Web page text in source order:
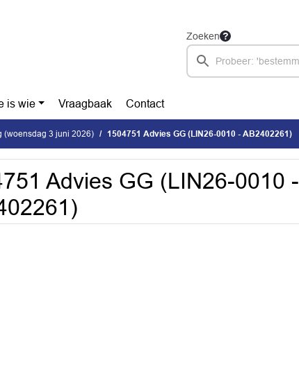
Zoeken
is wie Vraagbaak Contact
(woensdag 3 juni 2026) 1504751 Advies GG (LIN26-0010 - AB2402261)
Advies GG (LIN26-0010 -